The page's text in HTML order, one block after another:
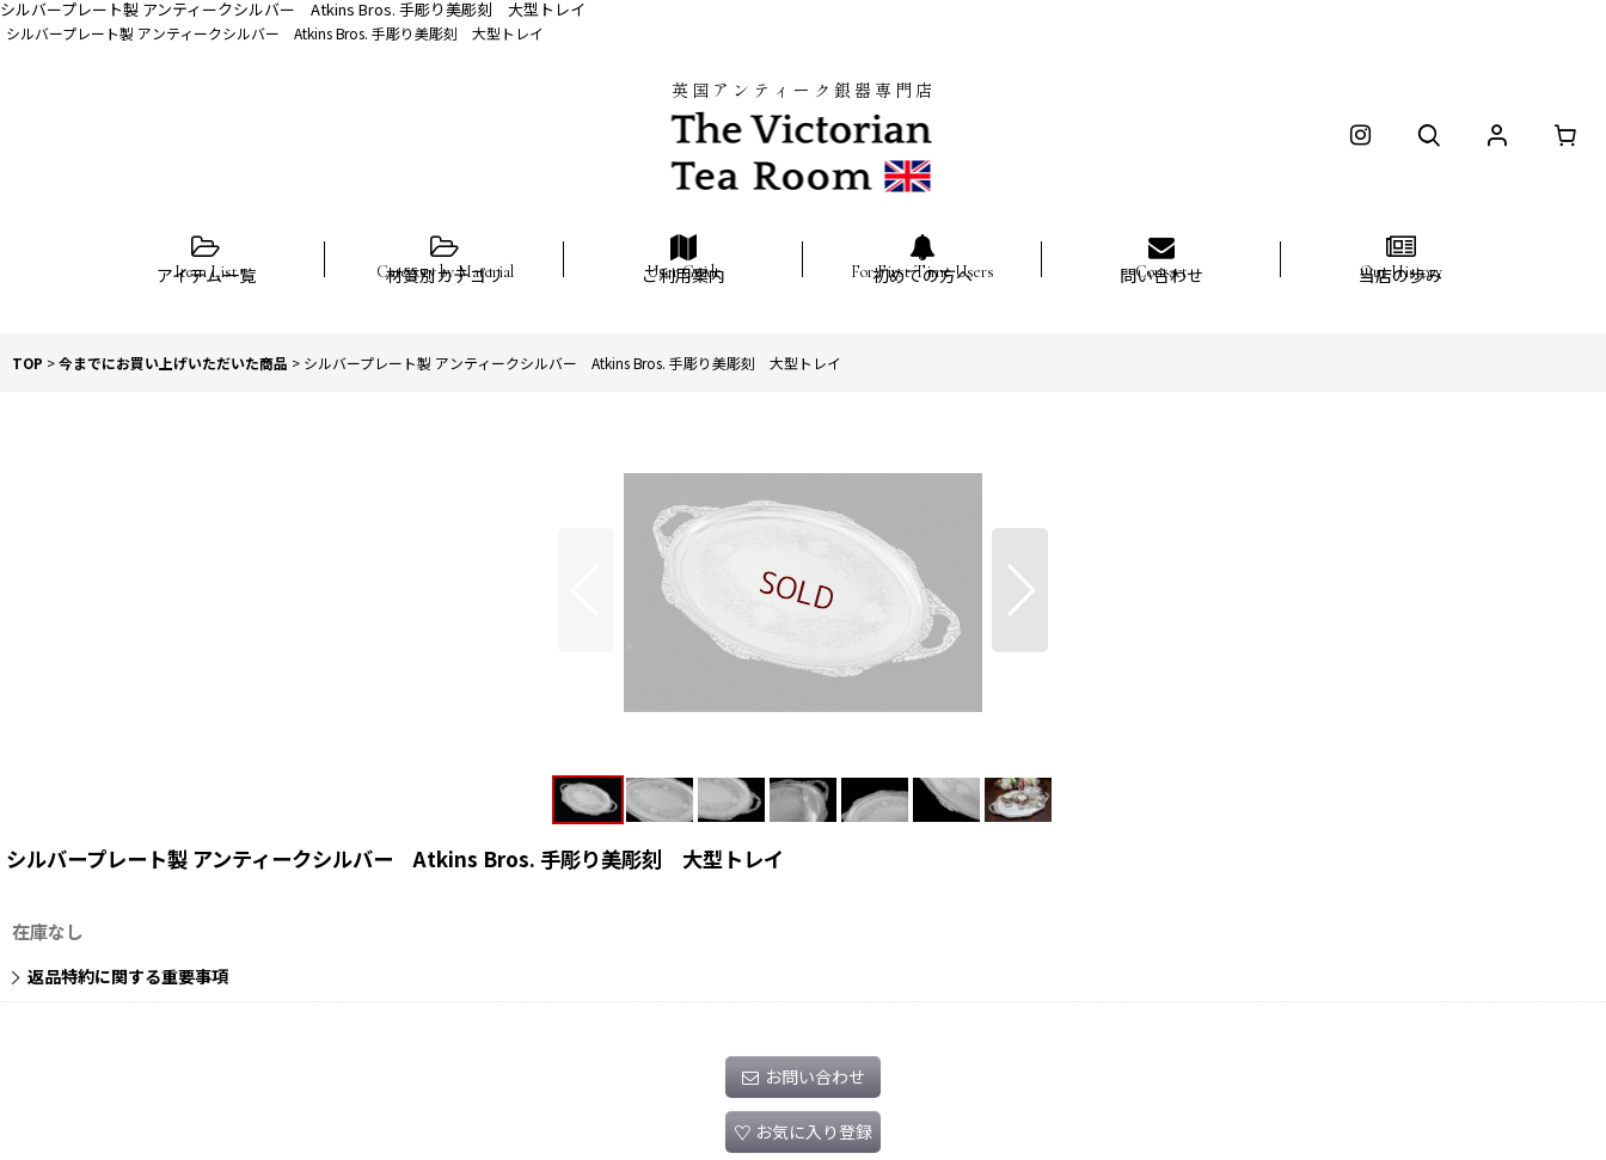
シルバープレート製 アンティークシルバー Atkins Bros. 手彫り美彫刻 大型トレイ
シルバープレート製 アンティークシルバー Atkins Bros. 手彫り美彫刻 大型トレイ
英国アンティーク銀器専門店
アイテム一覧 材質別カテゴリ ご利用案内 初めての方へ 問い合わせ 当店の歩み
TOP >今までにお買い上げいただいた商品 > シルバープレート製 アンティークシルバー Atkins Bros. 手彫り美彫刻 大型トレイ
シルバープレート製 アンティークシルバー Atkins Bros. 手彫り美彫刻 大型トレイ
在庫なし
返品特約に関する重要事項
お問い合わせ
お気に入り登録